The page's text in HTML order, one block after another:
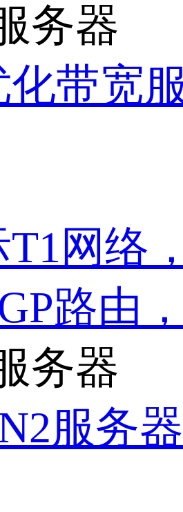
务器
化带宽
网络
路由
务器
服务器